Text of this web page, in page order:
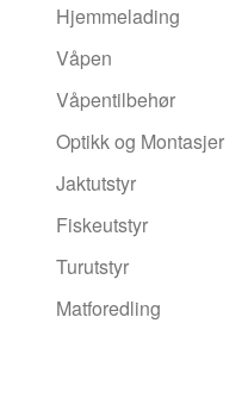
Hjemmelading
Våpen
Våpentilbehør
Optikk og Montasjer
Jaktutstyr
Fiskeutstyr
Turutstyr
Matforedling